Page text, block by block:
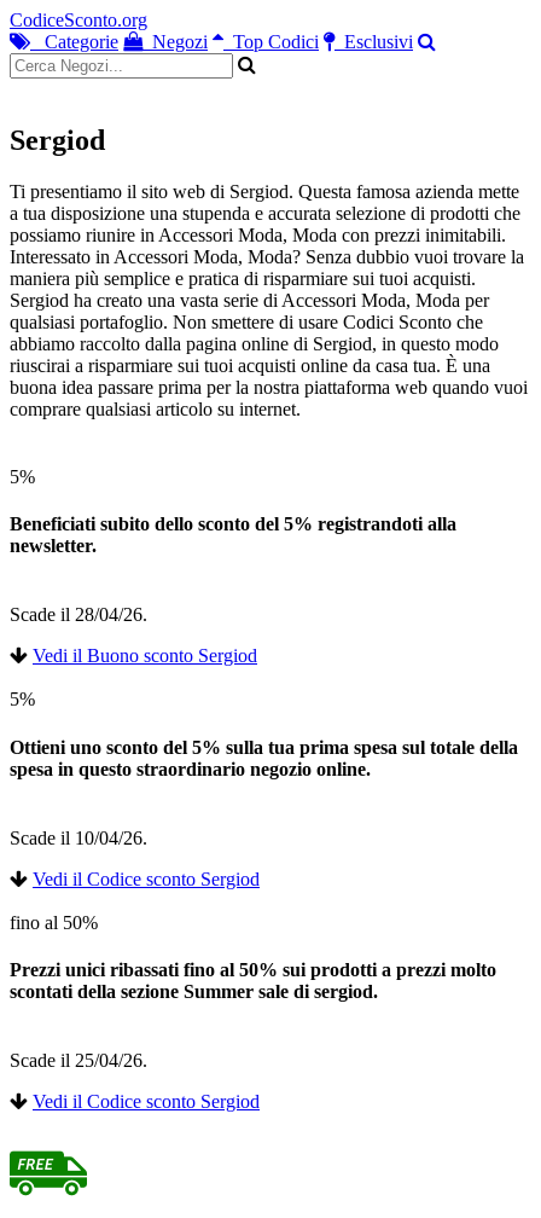
CodiceSconto.org
Categorie
Negozi Top Codici Esclusivi
Sergiod
Ti presentiamo il sito web di Sergiod. Questa famosa azienda mette
a tua disposizione una stupenda e accurata selezione di prodotti che
possiamo riunire in Accessori Moda, Moda con prezzi inimitabili.
Interessato in Accessori Moda, Moda? Senza dubbio vuoi trovare la
maniera più semplice e pratica di risparmiare sui tuoi acquisti.
Sergiod ha creato una vasta serie di Accessori Moda, Moda per
qualsiasi portafoglio. Non smettere di usare Codici Sconto che
abbiamo raccolto dalla pagina online di Sergiod, in questo modo
riuscirai a risparmiare sui tuoi acquisti online da casa tua. È una
buona idea passare prima per la nostra piattaforma web quando vuoi
comprare qualsiasi articolo su internet.
5%
Beneficiati subito dello sconto del 5% registrandoti alla
newsletter.
Scade il 28/04/26.
Vedi il Buono sconto Sergiod
5%
Ottieni uno sconto del 5% sulla tua prima spesa sul totale della
spesa in questo straordinario negozio online.
Scade il 10/04/26.
Vedi il Codice sconto Sergiod
fino al 50%
Prezzi unici ribassati fino al 50% sui prodotti a prezzi molto
scontati della sezione Summer sale di sergiod.
Scade il 25/04/26.
Vedi il Codice sconto Sergiod